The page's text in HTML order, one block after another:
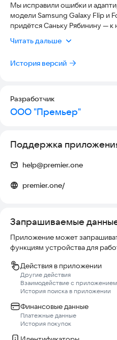
• основная c полным доступом
• спортивная «Матч PREMIER»
аналитикой;
• единая PREMIER х RUTUBE с
• выгодная «Газпром Бонус» с
Telegram-бот @premieronebot.
Мы исправили ошибки и
модели Samsung Galaxy Flip и
придётся Саньку Рябинину —
Дружба! Жвачка!» на PREMIER
Читать дальше
История версий
Разработчик
ООО "Премьер"
Поддержка
help@premier.one
premier.one/
Запрашиваемые
Приложение может
функциям устройства для
Действия в приложении
Другие действия
Взаимодействие с приложением
История поиска в приложении
Финансовые данные
Платежные данные
История покупок